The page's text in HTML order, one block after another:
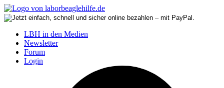
LBH in den Medien
Newsletter
Forum
Login